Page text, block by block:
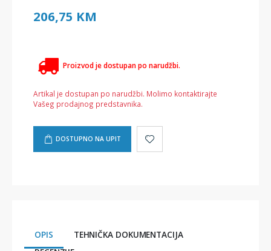
206,75 KM
Proizvod je dostupan po narudžbi.
Artikal je dostupan po narudžbi. Molimo kontaktirajte
Vašeg prodajnog predstavnika.
DOSTUPNO NA UPIT
OPIS
TEHNIČKA DOKUMENTACIJA